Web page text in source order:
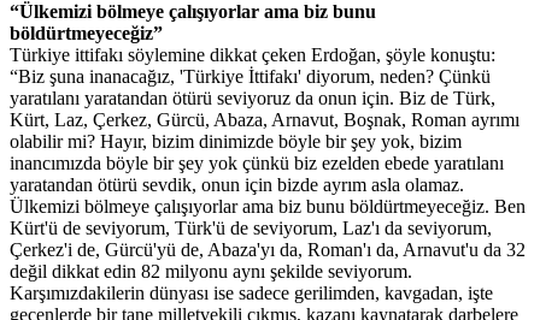
“Ülkemizi bölmeye çalışıyorlar ama biz bunu
böldürtmeyeceğiz”
Türkiye ittifakı söylemine dikkat çeken Erdoğan, şöyle konuştu:
“Biz şuna inanacağız, 'Türkiye İttifakı' diyorum, neden? Çünkü
yaratılanı yaratandan ötürü seviyoruz da onun için. Biz de Türk,
Kürt, Laz, Çerkez, Gürcü, Abaza, Arnavut, Boşnak, Roman ayrımı
olabilir mi? Hayır, bizim dinimizde böyle bir şey yok, bizim
inancımızda böyle bir şey yok çünkü biz ezelden ebede yaratılanı
yaratandan ötürü sevdik, onun için bizde ayrım asla olamaz.
Ülkemizi bölmeye çalışıyorlar ama biz bunu böldürtmeyeceğiz. Ben
Kürt'ü de seviyorum, Türk'ü de seviyorum, Laz'ı da seviyorum,
Çerkez'i de, Gürcü'yü de, Abaza'yı da, Roman'ı da, Arnavut'u da 32
değil dikkat edin 82 milyonu aynı şekilde seviyorum.
Karşımızdakilerin dünyası ise sadece gerilimden, kavgadan, işte
geçenlerde bir tane milletvekili çıkmış, kazanı kaynatarak darbelere